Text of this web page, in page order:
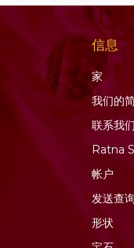
虎眼石
蜂蜜石英
软玉宝石
金发晶石
信息
家
我们的
联系我们
Ratna
帐户
发送查询
形状